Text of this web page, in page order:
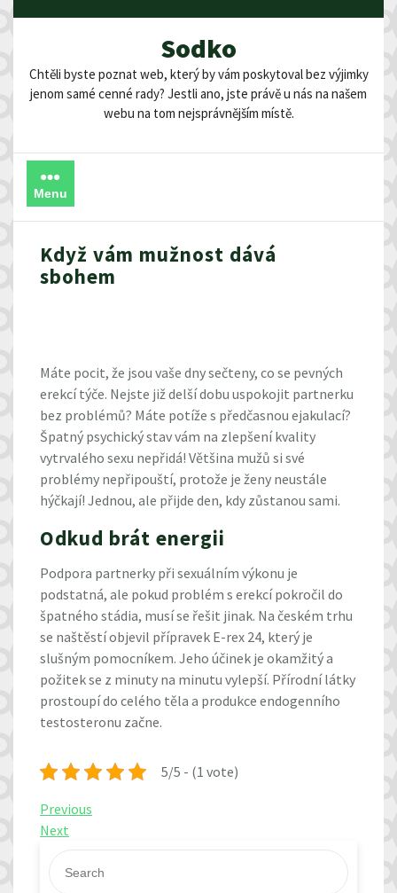
Sodko
Chtěli byste poznat web, který by vám poskytoval bez výjimky
jenom samé cenné rady? Jestli ano, jste právě u nás na našem
webu na tom nejsprávnějším místě.
Menu
Když vám mužnost dává
sbohem
Máte pocit, že jsou vaše dny sečteny, co se pevných
erekcítýče. Nejste již delší dobu uspokojit partnerku
bez problémů? Máte potíže s předčasnou ejakulací?
Špatný psychický stav vám na zlepšení kvality
vytrvalého sexu nepřidá! Většina mužů si své
problémy nepřipouští, protože je ženy neustále
hýčkají! Jednou, ale přijde den, kdy zůstanou sami.
Odkud brát energii
Podpora partnerky při sexuálním výkonu je
podstatná, ale pokud problém s erekcí pokročil do
špatného stádia, musí se řešit jinak. Na českém trhu
se naštěstí objevil přípravek E-rex 24, který je
slušným pomocníkem. Jeho účinek je okamžitý a
požitek se z minuty na minutu vylepší. Přírodní látky
prostoupí do celého těla a produkce endogenního
testosteronu začne.
5/5 - (1 vote)
Navigace
pro
příspěvek
Previous
Post
Previous
Next
Post
Next